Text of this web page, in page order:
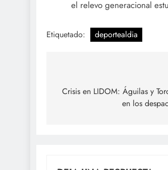
el relevo generacional
Etiquetado: deportealdia
de
Crisis en LIDOM: Águilas y
en los